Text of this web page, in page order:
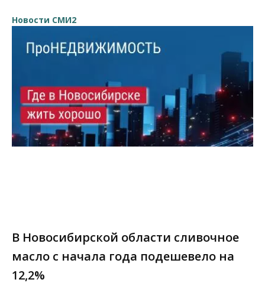
Новости СМИ2
В Новосибирской области сливочное
масло с начала года подешевело на
12,2%